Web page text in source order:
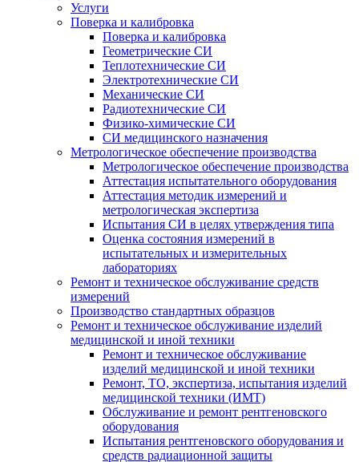
Услуги
Поверка и калибровка
Поверка и калибровка
Геометрические СИ
Теплотехнические СИ
Электротехнические СИ
Механические СИ
Радиотехнические СИ
Физико-химические СИ
СИ медицинского назначения
Метрологическое обеспечение производства
Метрологическое обеспечение производства
Аттестация испытательного оборудования
Аттестация методик измерений и
метрологическая экспертиза
Испытания СИ в целях утверждения типа
Оценка состояния измерений в
испытательных и измерительных
лабораториях
Ремонт и техническое обслуживание средств
измерений
Производство стандартных образцов
Ремонт и техническое обслуживание изделий
медицинской и иной техники
Ремонт и техническое обслуживание
изделий медицинской и иной техники
Ремонт, ТО, экспертиза, испытания изделий
медицинской техники (ИМТ)
Обслуживание и ремонт рентгеновского
оборудования
Испытания рентгеновского оборудования и
средств радиационной защиты